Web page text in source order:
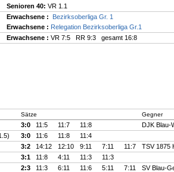
Senioren 40: VR 1.1
Erwachsene :
Bezirksoberliga Gr. 1
Erwachsene : Relegation Bezirksoberliga Gr.1
Erwachsene : VR 7:5 RR 9:3 gesamt 16:8
Sätze Gegner
3:0 11:5 11:7 11:8 DJK Blau-
3:0 11:6 11:8
11:4
3:2 14:12 12:10 9:11 7:11 11:7 TSV 1875
3:1 11:8 4:11 11:3
11:3
2:3 11:3 6:11 11:6 5:11 7:11 SV Blau-